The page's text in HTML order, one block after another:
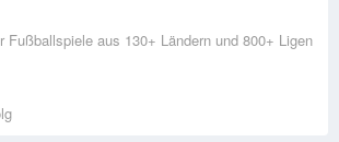
Fußballspiele aus 130+ Ländern und 800+ Ligen